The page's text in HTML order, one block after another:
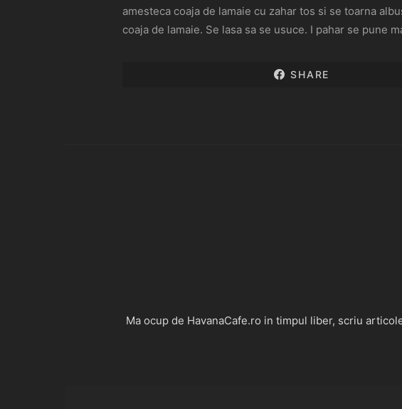
amesteca coaja de lamaie cu zahar tos si se toarna
coaja de lamaie. Se lasa sa se usuce. I pahar se pune
SHARE
Ma ocup de HavanaCafe.ro in timpul liber, scriu